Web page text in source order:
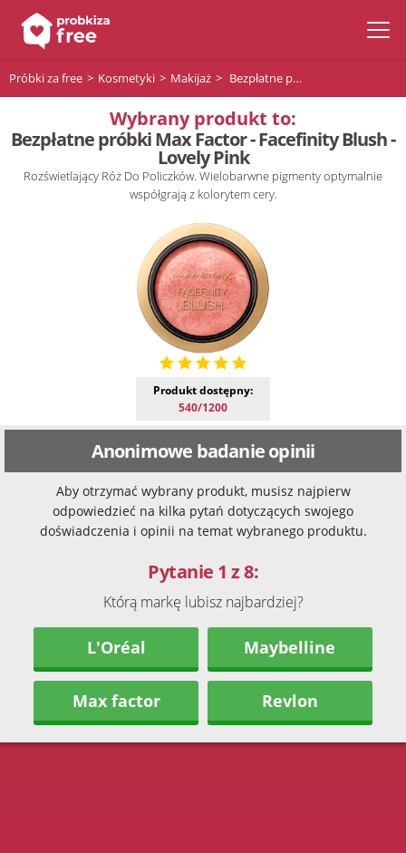
Próbki za free Kosmetyki Makijaż Bezpłatne próbki Max Factor - Facefinity Blush - Lovely Pink
Wybrany produkt to:
Bezpłatne próbki Max Factor - Facefinity Blush -
Lovely Pink
Rozświetlający Róż Do Policzków. Wielobarwne pigmenty optymalnie
współgrają z kolorytem cery.
Produkt dostępny:
540/1200
Anonimowe badanie opinii
Aby otrzymać wybrany produkt, musisz najpierw
odpowiedzieć na kilka pytań dotyczących swojego
doświadczenia i opinii na temat wybranego produktu.
Pytanie 1 z 8:
Którą markę lubisz najbardziej?
L'Oréal Maybelline
Max factor Revlon